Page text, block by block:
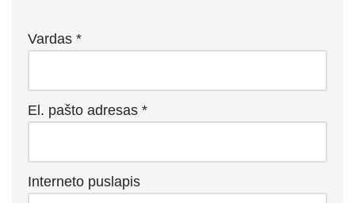
Vardas *
El. pašto adresas *
Interneto puslapis